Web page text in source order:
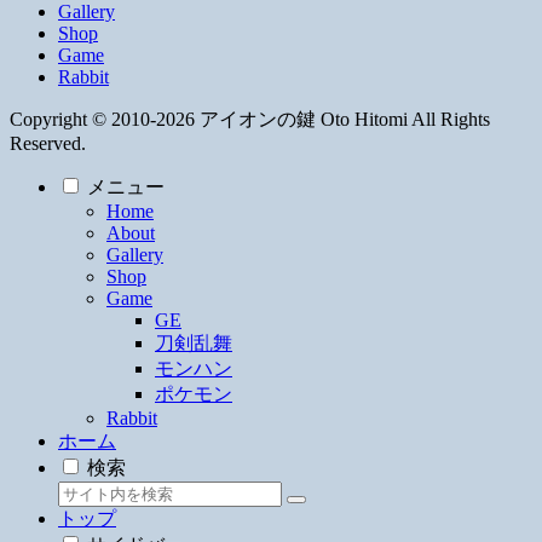
Gallery
Shop
Game
Rabbit
Copyright © 2010-2026 アイオンの鍵 Oto Hitomi All Rights
Reserved.
メニュー
Home
About
Gallery
Shop
Game
GE
刀剣乱舞
モンハン
ポケモン
Rabbit
ホーム
検索
トップ